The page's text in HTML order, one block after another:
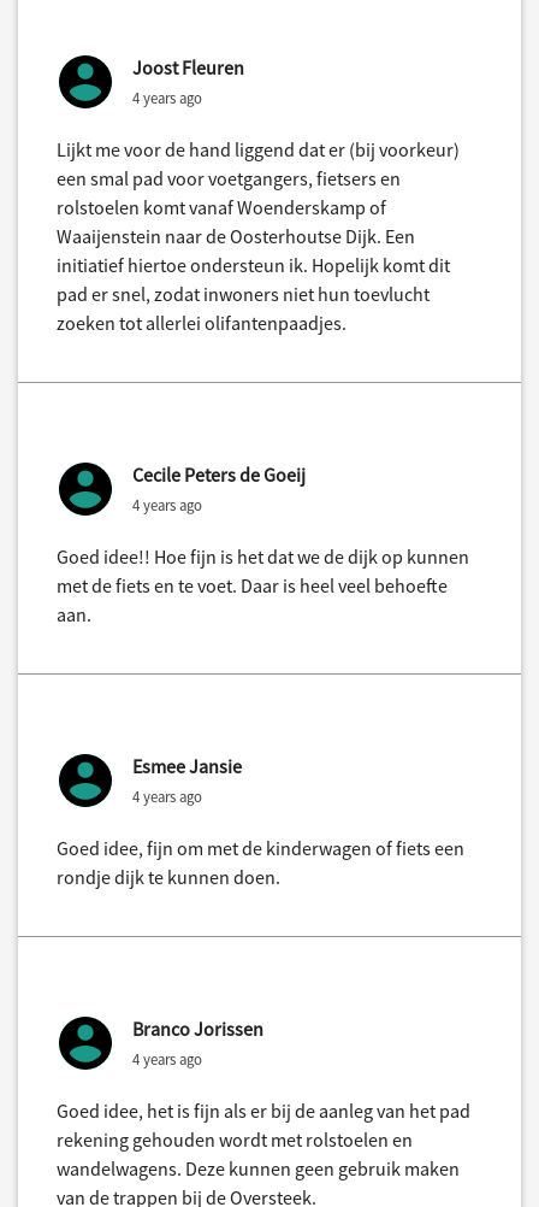
Joost Fleuren
4 years ago
Lijkt me voor de hand liggend dat er (bij voorkeur)
een smal pad voor voetgangers, fietsers en
rolstoelen komt vanaf Woenderskamp of
Waaijenstein naar de Oosterhoutse Dijk. Een
initiatief hiertoe ondersteun ik. Hopelijk komt dit
pad er snel, zodat inwoners niet hun toevlucht
zoeken tot allerlei olifantenpaadjes.
Cecile Peters de Goeij
4 years ago
Goed idee!! Hoe fijn is het dat we de dijk op kunnen
met de fiets en te voet. Daar is heel veel behoefte
aan.
Esmee Jansie
4 years ago
Goed idee, fijn om met de kinderwagen of fiets een
rondje dijk te kunnen doen.
Branco Jorissen
4 years ago
Goed idee, het is fijn als er bij de aanleg van het pad
rekening gehouden wordt met rolstoelen en
wandelwagens. Deze kunnen geen gebruik maken
van de trappen bij de Oversteek.